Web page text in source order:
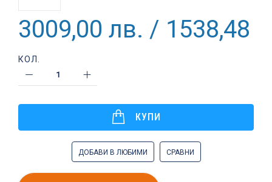
3009,00 лв. / 1538,48 €
КОЛ.
КУПИ
ДОБАВИ В ЛЮБИМИ СРАВНИ